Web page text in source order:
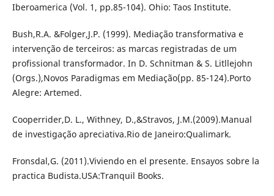
Iberoamerica (Vol. 1, pp.85-104). Ohio: Taos Institute.
Bush,R.A. &Folger,J.P. (1999). Mediação transformativa e
intervenção de terceiros: as marcas registradas de um
profissional transformador. In D. Schnitman & S. Litllejohn
(Orgs.),Novos Paradigmas em Mediação(pp. 85-124).Porto
Alegre: Artemed.
Cooperrider,D. L., Withney, D.,&Stravos, J.M.(2009).Manual
de investigação apreciativa.Rio de Janeiro:Qualimark.
Fronsdal,G. (2011).Viviendo en el presente. Ensayos sobre la
practica Budista.USA:Tranquil Books.